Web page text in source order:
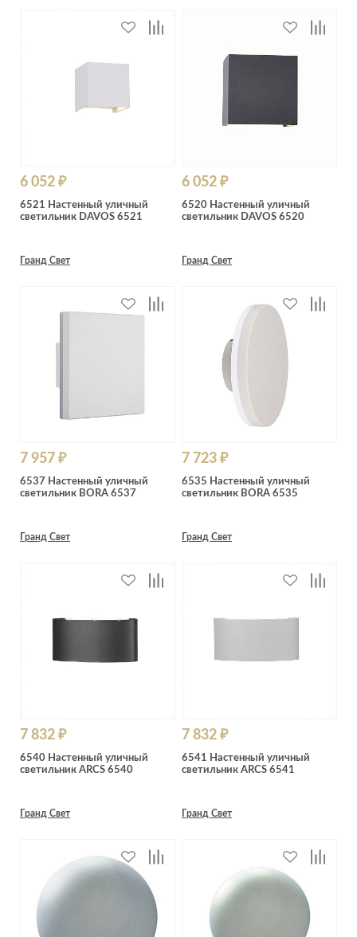
6 052 ₽
6521 Настенный уличный
светильник DAVOS 6521
Гранд Свет
6 052 ₽
6520 Настенный уличный
светильник DAVOS 6520
Гранд Свет
7 957 ₽
6537 Настенный уличный
светильник BORA 6537
Гранд Свет
7 723 ₽
6535 Настенный уличный
светильник BORA 6535
Гранд Свет
7 832 ₽
6540 Настенный уличный
светильник ARCS 6540
Гранд Свет
7 832 ₽
6541 Настенный уличный
светильник ARCS 6541
Гранд Свет